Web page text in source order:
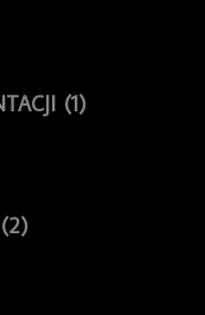
(1)
(2)